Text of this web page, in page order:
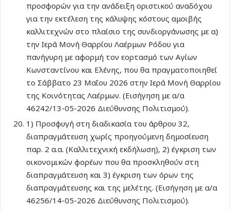
προσφορών για την ανάδειξη οριστικού αναδόχου
για την εκτέλεση της κάλυψης κόστους αμοιβής
καλλιτεχνών στο πλαίσιο της συνδιοργάνωσης με α)
την Ιερά Μονή Θαρρίου Λαέρμων Ρόδου για
πανήγυρη με αφορμή τον εορτασμό των Αγίων
Κωνσταντίνου και Ελένης, που θα πραγματοποιηθεί
το Σάββατο 23 Μαΐου 2026 στην Ιερά Μονή Θαρρίου
της Κοινότητας Λαέρμων. (Εισήγηση με α/α
46242/13-05-2026 Διεύθυνσης Πολιτισμού).
1) Προσφυγή στη διαδικασία του άρθρου 32,
διαπραγμάτευση χωρίς προηγούμενη δημοσίευση
παρ. 2 α.α. (Καλλιτεχνική εκδήλωση), 2) έγκριση των
οικονομικών φορέων που θα προσκληθούν στη
διαπραγμάτευση και 3) έγκριση των όρων της
διαπραγμάτευσης και της μελέτης. (Εισήγηση με α/α
46256/14-05-2026 Διεύθυνσης Πολιτισμού).